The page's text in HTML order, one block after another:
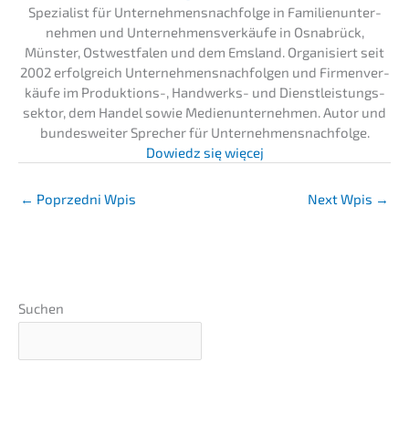
Spezia­list für Unternehmens­nachfolge in Famili­en­un­ter­
neh­men und Unter­neh­mens­ver­käu­fe in Osnabrück,
Münster, Ostwest­fa­len und dem Emsland. Organi­siert seit
2002 erfolg­reich Unter­neh­mens­nach­fol­gen und Firmen­ver­
käu­fe im Produk­ti­ons-, Handwerks- und Dienst­leis­tungs­
sek­tor, dem Handel sowie Medien­un­ter­neh­men. Autor und
bundes­wei­ter Sprecher für Unternehmens­nachfolge.
Dowiedz się więcej
← Poprzedni Wpis Next Wpis →
Suchen